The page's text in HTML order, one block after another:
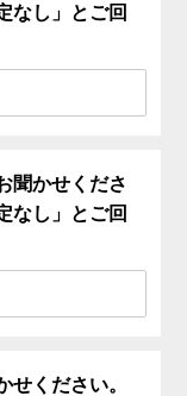
なし」とご回
聞かせくださ
なし」とご回
せください。